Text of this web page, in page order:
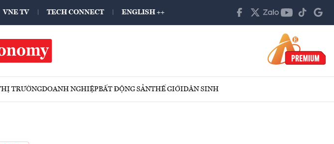
VNE TV TECH CONNECT ENGLISH ++
TRƯỜNGDOANH NGHIỆPBẤT ĐỘNG SẢNTHẾ GIỚIDÂN SINH